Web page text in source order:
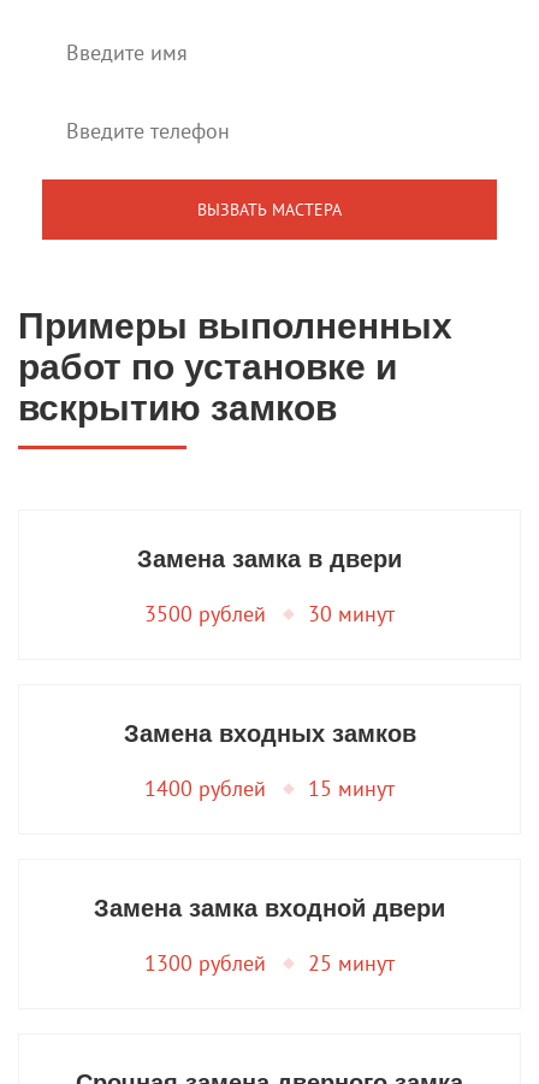
Примеры выполненных
работ по установке и
вскрытию замков
Замена замка в двери
3500 рублей 30 минут
Замена входных замков
1400 рублей 15 минут
Замена замка входной двери
1300 рублей 25 минут